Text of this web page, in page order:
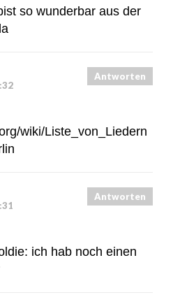
so wunderbar aus der
Antworten
wiki/Liste_von_Liedern
Antworten
ich hab noch einen